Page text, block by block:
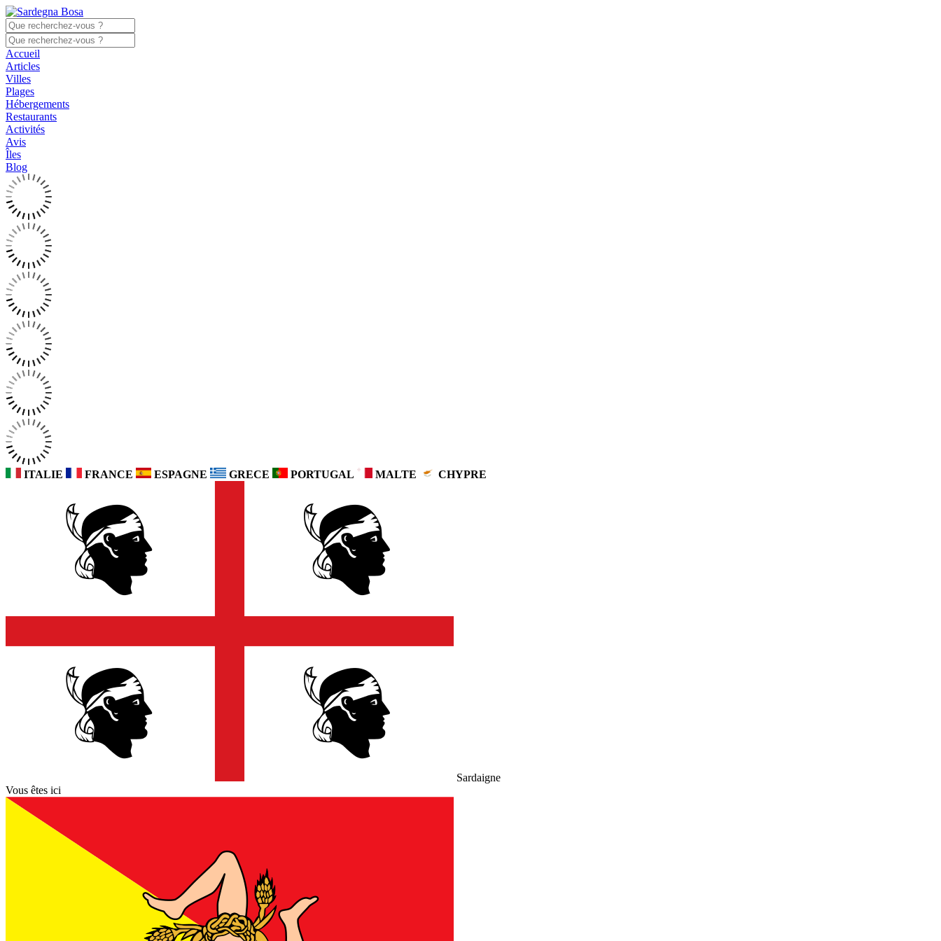
Accueil
Articles
Villes
Plages
Hébergements
Restaurants
Activités
Avis
Îles
Blog
ITALIE FRANCE ESPAGNE GRECE PORTUGAL MALTE CHYPRE
Sardaigne
Vous êtes ici